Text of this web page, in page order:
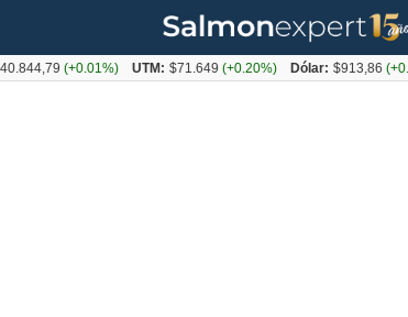
(+0.01%) UTM: $71.649(+0.20%) Dólar: $913,86(+0.25%)